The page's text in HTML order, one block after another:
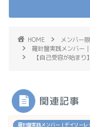
HOME メンバー
羅針盤実践メンバー
【自己受容が始ま
関連記事
羅針盤実践メンバー｜デイリーレ